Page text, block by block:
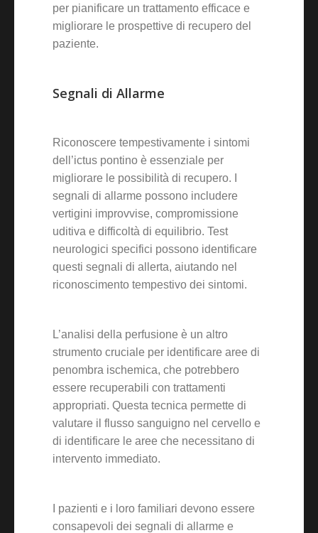
per pianificare un trattamento efficace e
migliorare le prospettive di recupero del
paziente.
Segnali di Allarme
Riconoscere tempestivamente i sintomi
dell’ictus pontino è essenziale per
migliorare le possibilità di recupero. I
segnali di allarme possono includere
vertigini improvvise, compromissione
uditiva e difficoltà di equilibrio. Test
neurologici specifici possono identificare
questi segnali di allerta, aiutando nel
riconoscimento tempestivo dei sintomi.
L’analisi della perfusione è un altro
strumento cruciale per identificare aree di
penombra ischemica, che potrebbero
essere recuperabili con trattamenti
appropriati. Questa tecnica permette di
valutare il flusso sanguigno nel cervello e
di identificare le aree che necessitano di
intervento immediato.
I pazienti e i loro familiari devono essere
consapevoli dei segnali di allarme e